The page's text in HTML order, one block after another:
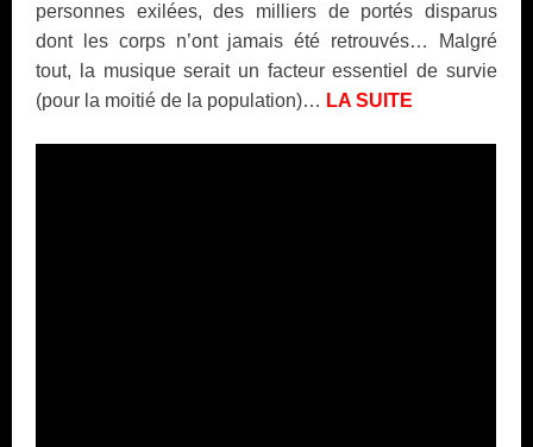
personnes exilées, des milliers de portés disparus
dont les corps n’ont jamais été retrouvés… Malgré
tout, la musique serait un facteur essentiel de survie
(pour la moitié de la population)… LA SUITE